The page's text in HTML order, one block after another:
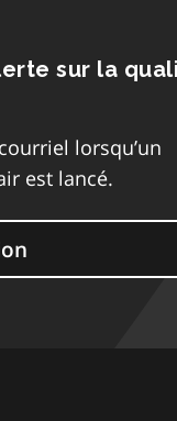
sur la
lorsqu’un
est lancé.